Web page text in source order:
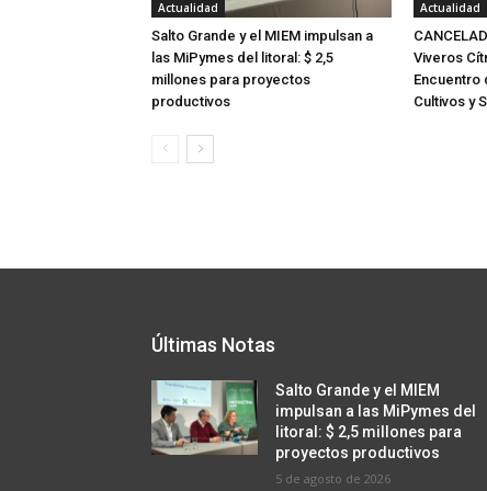
Actualidad
Salto Grande y el MIEM impulsan a
las MiPymes del litoral: $ 2,5
millones para proyectos
productivos
Actualidad
Viveros
Encuentro
Cultivos y
Últimas Notas
Salto Grande y el MIEM
impulsan a las MiPymes del
litoral: $ 2,5 millones para
proyectos productivos
5 de agosto de 2026